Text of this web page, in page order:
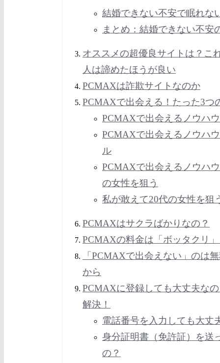
結婚できない不安で眠れな
まとめ：結婚できない不安
オススメの超優良サイトは？こ
人は諦めたほうが良い
PCMAXは詐欺サイトなのか
PCMAXで出会える！たった3つ
PCMAXで出会えるノウハ
PCMAXで出会えるノウハ
ル
PCMAXで出会えるノウハ
の女性を狙う
私が敢えて20代の女性を狙
PCMAXはサクラばかりなの？
PCMAXの料金は「ボッタクリ
「PCMAXで出会えない」のは
から
PCMAXに登録しても大丈夫な
解決！
電話番号を入力しても大丈
身分証明書（免許証）を送
の？